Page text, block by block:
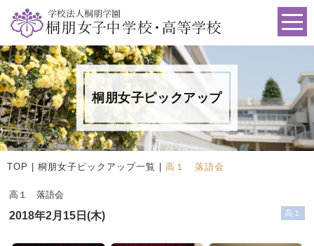
桐朋女子ピックアップ
TOP | 桐朋女子ピックアップ一覧 | 高１ 落語会
高１ 落語会
2018年2月15日(木) 高１